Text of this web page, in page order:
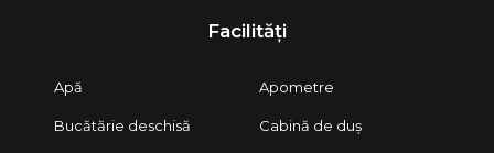
Facilități
Apă Apometre
Bucătărie deschisă Cabină de duș